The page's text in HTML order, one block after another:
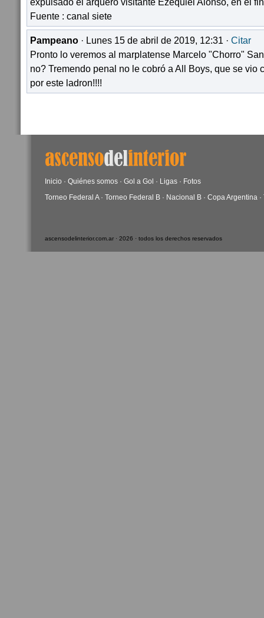
Fuente : canal siete
Pampeano · Lunes 15 de abril de 2019, 12:31 · Citar
Pronto lo veremos al marplatense Marcelo "Chorro"
no? Tremendo penal no le cobró a All Boys, que se vio
por este ladron!!!!
Inicio · Quiénes somos · Gol a Gol · Ligas · Fotos
Torneo Federal A· Torneo Federal B · Nacional B · Copa Argentina ·
ascensodelinterior.com.ar · 2026 · todos los derechos reservados